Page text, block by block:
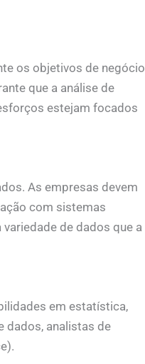
os objetivos de negócio
que a análise de
estejam focados
As empresas devem
com sistemas
de dados que a
em estatística,
dados, analistas de